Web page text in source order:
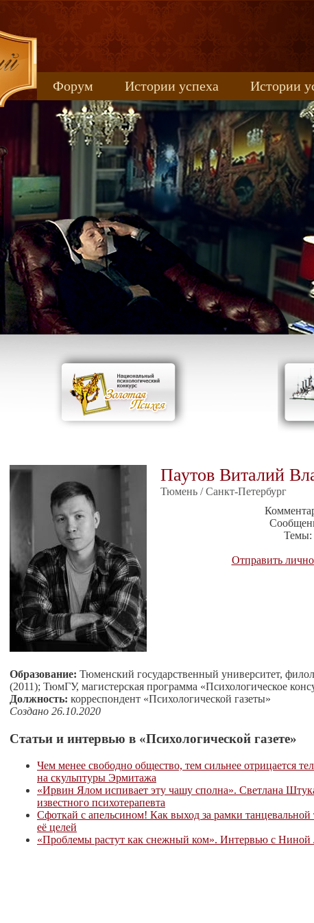
Форум Истории успеха
Истории
Книжные новинки
uspeh_2017
Паутов Виталий
Тюмень / Санкт-Петербург
Темы:
Отправить
Образование: Тюменский государственный университет,
(2011); ТюмГУ, магистерская программа «Психологическое
Должность: корреспондент «Психологической газеты»
Создано 26.10.2020
Статьи и интервью в «Психологической газете»
Чем менее свободно общество, тем сильнее отрицается
на скульптуры Эрмитажа
«Ирвин Ялом испивает эту чашу сполна». Светлана
известного психотерапевта
Сфоткай с апельсином! Как выход за рамки танцевальной
её целей
«Проблемы растут как снежный ком». Интервью с Ниной